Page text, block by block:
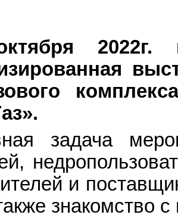
2022г.
задача
и
знакомство